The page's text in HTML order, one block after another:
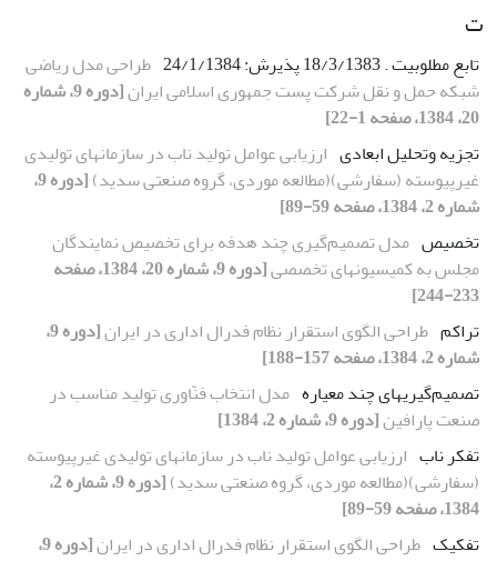
ت
تابع مطلوبیت . 18/3/1383 پذیرش: 24/1/1384
طراحی مدل ریاضی
شبکه حمل و نقل شرکت پست جمهوری اسلامی ایران
[دوره 9، شماره
20، 1384، صفحه 1-22]
تجزیه وتحلیل ابعادی ارزیابی عوامل تولید ناب در سازمانهای تولیدی
غیرپیوسته (سفارشی)(مطالعه موردی، گروه صنعتی سدید)
[دوره 9،
شماره 2، 1384، صفحه 59-89]
تخصیص مدل تصمیم‌گیری چند هدفه برای تخصیص نمایندگان
مجلس به کمیسیونهای تخصصی
[دوره 9، شماره 20، 1384، صفحه
233-244]
تراکم طراحی الگوی استقرار نظام فدرال اداری در ایران
[دوره 9،
شماره 2، 1384، صفحه 157-188]
تصمیم‌گیریهای چند معیاره مدل انتخاب فنّاوری تولید مناسب در
صنعت پارافین[دوره 9، شماره 2، 1384]
تفکر ناب ارزیابی عوامل تولید ناب در سازمانهای تولیدی غیرپیوسته
(سفارشی)(مطالعه موردی، گروه صنعتی سدید)
[دوره 9، شماره 2،
1384، صفحه 59-89]
تفکیک طراحی الگوی استقرار نظام فدرال اداری در ایران
[دوره 9،